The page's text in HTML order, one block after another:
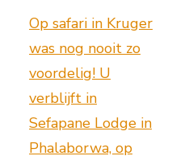
Op safari in Kruger
was nog nooit zo
voordelig! U
verblijft in
Sefapane Lodge in
Phalaborwa, op